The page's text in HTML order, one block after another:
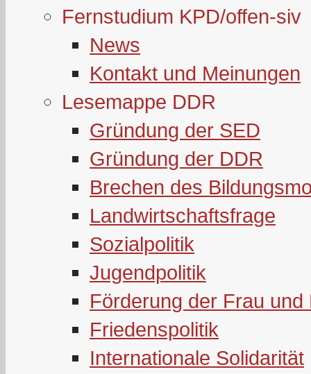
Fernstudium KPD/offen-siv
News
Kontakt und Meinungen
Lesemappe DDR
Gründung der SED
Gründung der DDR
Brechen des
Landwirtschaftsfrage
Sozialpolitik
Jugendpolitik
Förderung der Frau und
Friedenspolitik
Internationale Solidarität